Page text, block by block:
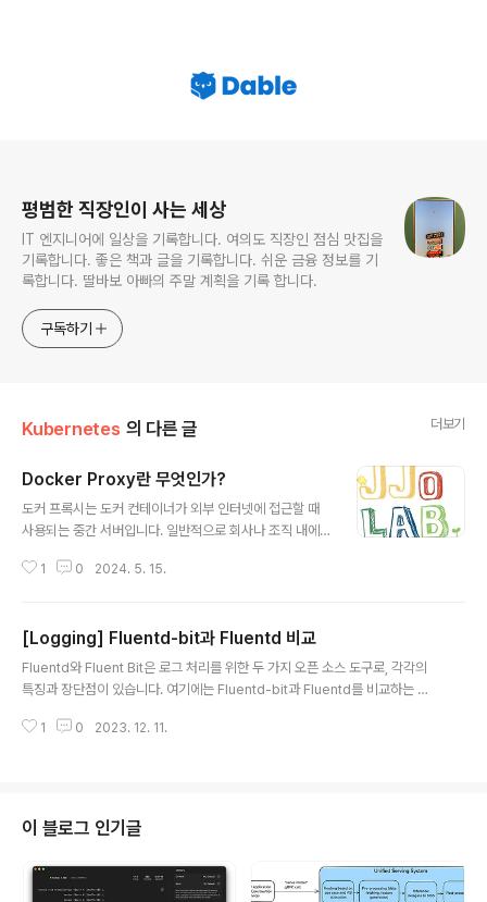
평범한 직장인이 사는 세상
IT 엔지니어에 일상을 기록합니다. 여의도 직장인 점심 맛집을
기록합니다. 좋은 책과 글을 기록합니다. 쉬운 금융 정보를 기
록합니다. 딸바보 아빠의 주말 계획을 기록 합니다.
구독하기
Kubernetes 의 다른 글 더보기
Docker Proxy란 무엇인가?
도커 프록시는 도커 컨테이너가 외부 인터넷에 접근할 때
사용되는 중간 서버입니다. 일반적으로 회사나 조직 내에
시를 설정합니다.도커에서 프록시를 설정하려면 도커 데몬
신할 때 프록시 서버를 경유하도록 할 수 있습니다.또한, 도
커 컨테이너 내에서 직접 프록시 설정을 하려면 해당 컨테
이너의 환경 변수를 조정하거나 프록시 서버를 직접 설정
커 컨테이너는 기본적으로 호스트 시스템의 특정 포트에
1 0 2024. 5. 15.
[Logging] Fluentd-bit과 Fluentd 비교
Fluentd와 Fluent Bit은 로그 처리를 위한 두 가지 오픈 소스 도구로, 각각의
특징과 장단점이 있습니다. 여기에는 Fluentd-bit과 Fluentd를 비교하는 몇
는 높은 성숙도를 자랑하며, 다양한 플러그인을 지원하여 다양한 데이터 소스
습 곡선이 조금 높을 수 있습니다. 그러나 유연성이 뛰어나고 복잡한 환경에 적
합합니다. 리소스 사용량: Fluentd는 일반..
1 0 2023. 12. 11.
이 블로그 인기글